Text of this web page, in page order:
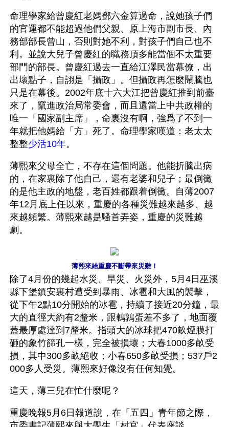
命理學家給曾慶紅老媽鄧六金算過命，說她孩子們
的官運都不能超過他們父親、原上海市副市長、內
務部部長曾山，否則對她不利，對孩子們自己也不
利。並說大兒子曾慶紅的職務頂多能當個不太重要
部門的部長。曾慶紅過去一直給江澤民當幕僚，出
出壞點子，自詡是「攝政」。但攝政再怎麼鬧騰也
只是在幕後。2002年底十六大江把曾慶紅推到前臺
來了，竄進政治局常委會，而且還當上中共政權的
唯一「國家副主席」，命裏沒有啊，強爲了不到一
年就把他媽給「方」死了。命理學家嘆道：老太太
整整少活10年。
薄熙來父母全亡，不存在這個問題。他能折騰出病
的，在家裏除了他自己，還有老婆和兒子；最倒黴
的是他主政的地盤，老百姓都跟着倒黴。自薄2007
年12月底上任以來，重慶的各種災難越來越多、越
來越頻繁。薄熙來越是騷首弄姿，重慶的災難越
劇。
薄熙來給重慶不斷帶來災難！
除了4月份的幾起水災、旱災、火災外，5月4日巫溪
縣下堡鎮安裏村遭受到暴雨、冰雹和大風的襲擊，
從下午2點10分開始的冰雹，持續了接近20分鐘，最
大的直徑大約有2釐米，跟鵪鶉蛋差不多了，地面覆
蓋最厚處達到7釐米。指頭大的冰球把470畝煙膜打
砸的象竹篩孔一樣，完全被損壞；大春1000多畝受
損，其中300多畝絕收；小春650多畝受損；537戶2
000多人受災。薄熙來好像沒有任何知覺。
這天，薄三兒在忙什麼呢？
重慶晚報5月6日報道說，在「五四」青年節之際，